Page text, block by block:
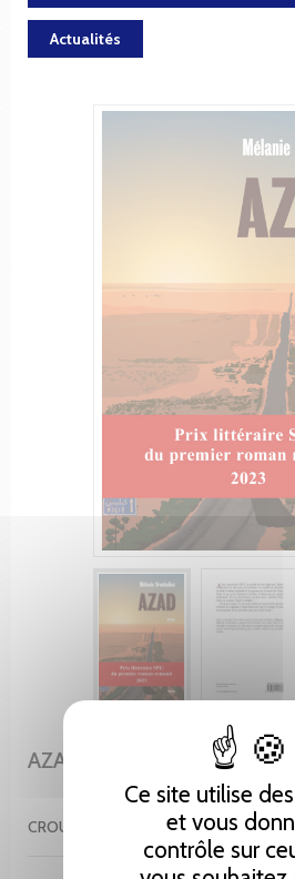
Ce site utilise
et vous
contrôle sur
Actualités
AZAD
CROUBALIAN MÉLANIE